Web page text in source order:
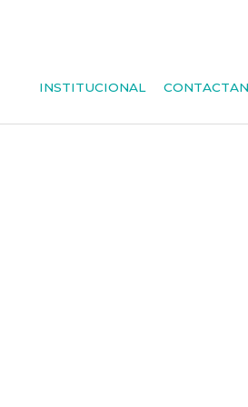
INSTITUCIONAL